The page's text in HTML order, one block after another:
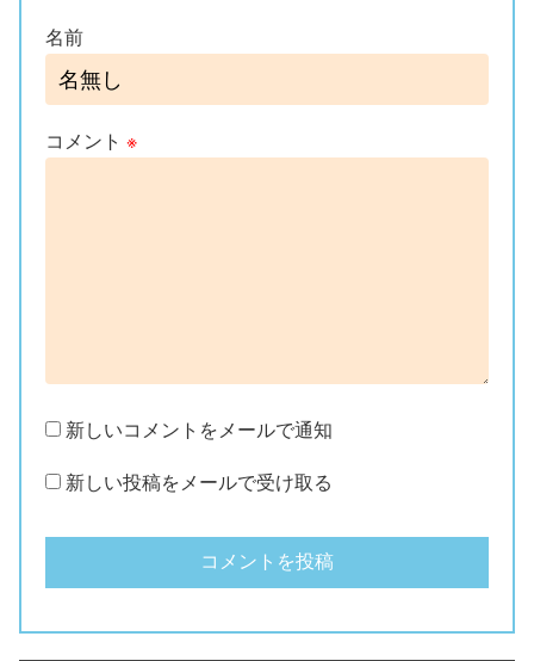
名前
コメント ※
新しいコメントをメールで通知
新しい投稿をメールで受け取る